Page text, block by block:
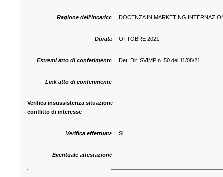
Ragione dell'incarico DOCENZA IN MARKETING
Durata OTTOBRE 2021
Estremi atto di conferimento Det. Dir. SVIMP n. 50 del 11/08/21
Link atto di conferimento
Verifica insussistenza situazione
conflitto di interesse
Verifica effettuata Si
Eventuale attestazione